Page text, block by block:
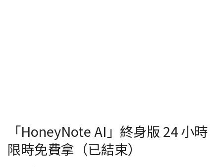
「HoneyNote AI」終身版 24 小時
限時免費拿（已結束）